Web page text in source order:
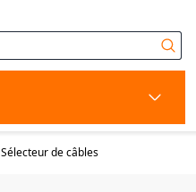
Sélecteur de câbles